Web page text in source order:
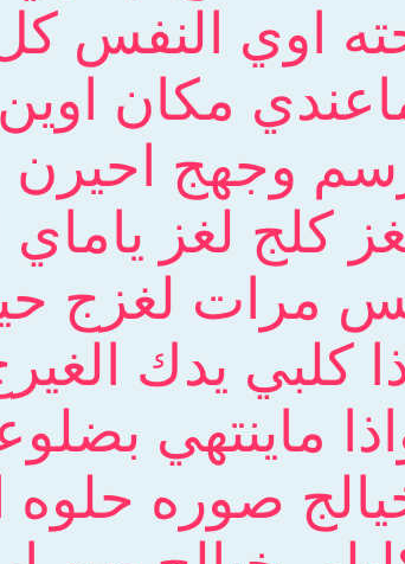
اوي النفس
مكان
وجهج احيرن
كلج لغز ياماي
مرات لغزج
كلبي يدك
ماينتهي
صوره حلوه